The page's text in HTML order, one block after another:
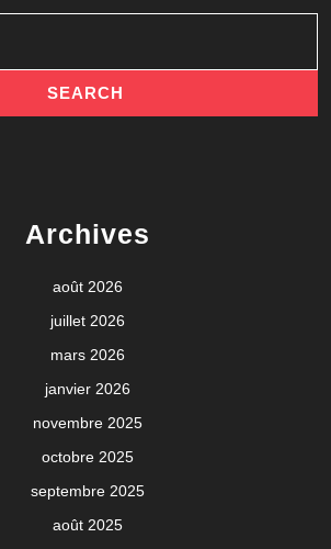
Archives
août 2026
juillet 2026
mars 2026
janvier 2026
novembre 2025
octobre 2025
septembre 2025
août 2025